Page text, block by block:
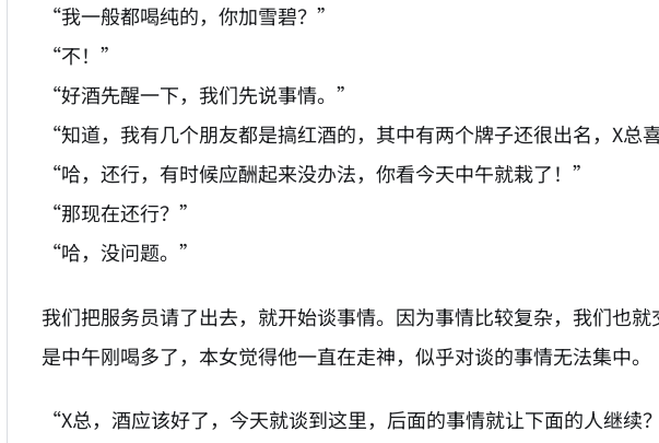
“我一般都喝纯的，你加雪碧？”
“不！”
“好酒先醒一下，我们先说事情。”
“知道，我有几个朋友都是搞红酒的，其中有两个牌子还很出名，X总
“哈，还行，有时候应酬起来没办法，你看今天中午就栽了！”
“那现在还行？”
“哈，没问题。”
我们把服务员请了出去，就开始谈事情。因为事情比较复杂，我们也
是中午刚喝多了，本女觉得他一直在走神，似乎对谈的事情无法集中。
“X总，酒应该好了，今天就谈到这里，后面的事情就让下面的人继续